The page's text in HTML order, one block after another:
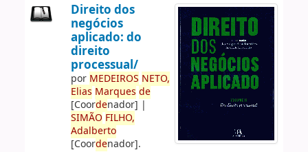
Direito dos
negócios
aplicado: do
direito
processual/
por MEDEIROS NETO,
Elias Marques de
[Coordenador] |
SIMÃO FILHO,
Adalberto
[Coordenador].